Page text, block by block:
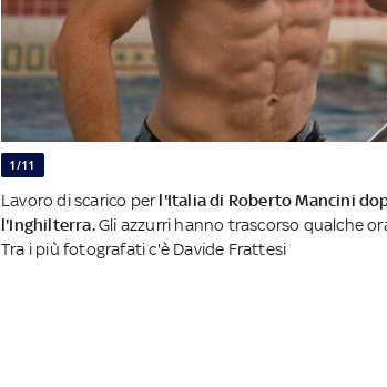
1/11
Lavoro di scarico perl'Italia di Roberto Mancini
l'Inghilterra.Gli azzurri hanno trascorso qualche
Tra i più fotografati c'è Davide Frattesi